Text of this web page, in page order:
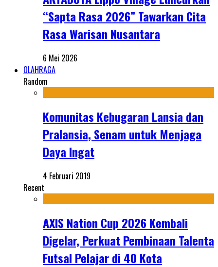
“Sapta Rasa 2026” Tawarkan Cita
Rasa Warisan Nusantara
6 Mei 2026
OLAHRAGA
Random
Komunitas Kebugaran Lansia dan
Pralansia, Senam untuk Menjaga
Daya Ingat
4 Februari 2019
Recent
AXIS Nation Cup 2026 Kembali
Digelar, Perkuat Pembinaan Talenta
Futsal Pelajar di 40 Kota